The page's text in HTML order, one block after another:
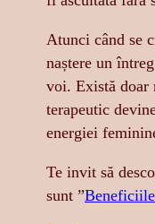
Atunci când se
naștere un
voi. Există doar
terapeutic
energiei
Te invit să
sunt ”